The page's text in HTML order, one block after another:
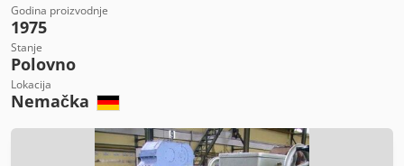
Godina proizvodnje
1975
Stanje
Polovno
Lokacija
Nemačka